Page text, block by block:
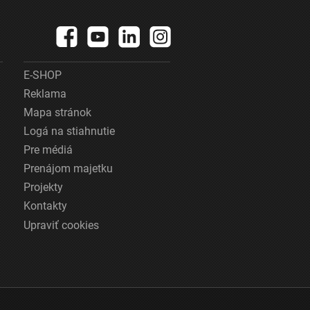
E-SHOP
Reklama
Mapa stránok
Logá na stiahnutie
Pre médiá
Prenájom majetku
Projekty
Kontakty
Upraviť cookies